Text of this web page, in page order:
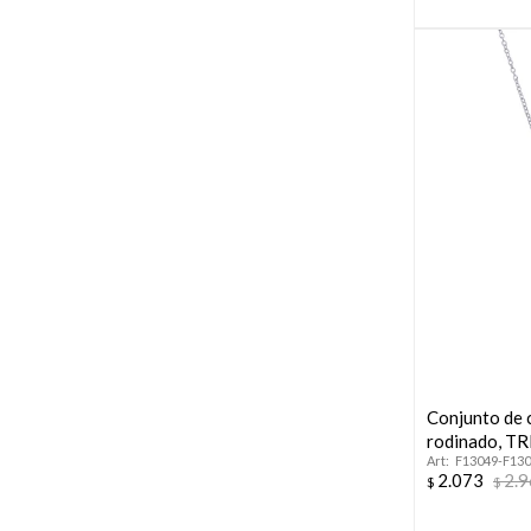
Conjunto de
rodinado,
F13049-
$ 2.073 $